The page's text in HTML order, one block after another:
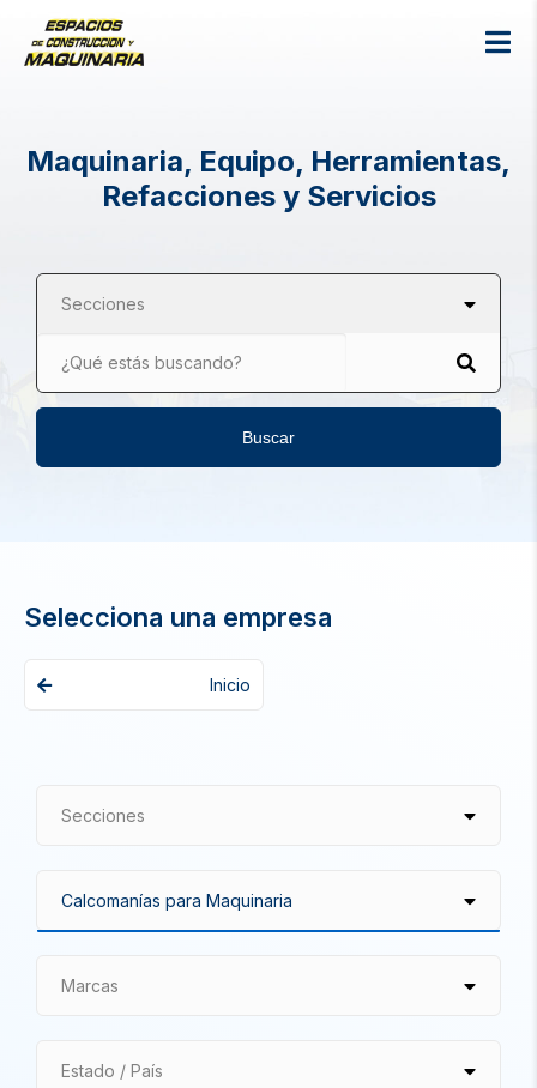
Maquinaria, Equipo, Herramientas,
Refacciones y Servicios
Secciones
¿Qué estás buscando?
Buscar
Selecciona una empresa
Inicio
Secciones
Marcas
Estado / País